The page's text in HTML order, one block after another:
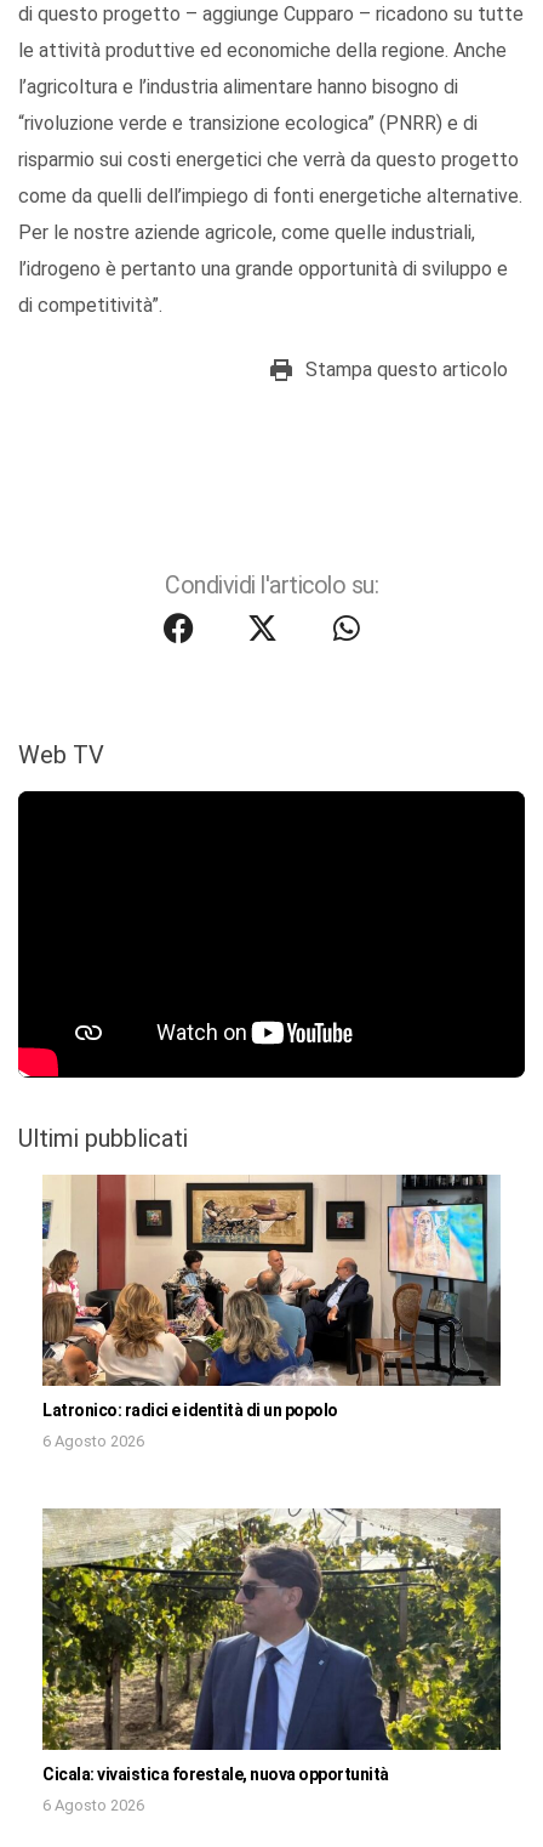
di questo progetto – aggiunge Cupparo – ricadono su tutte
le attività produttive ed economiche della regione. Anche
l’agricoltura e l’industria alimentare hanno bisogno di
“rivoluzione verde e transizione ecologica” (PNRR) e di
risparmio sui costi energetici che verrà da questo progetto
come da quelli dell’impiego di fonti energetiche alternative.
Per le nostre aziende agricole, come quelle industriali,
l’idrogeno è pertanto una grande opportunità di sviluppo e
di competitività”.
Stampa questo articolo
Condividi l'articolo su:
Web TV
Ultimi pubblicati
Latronico: radici e identità di un popolo
6 Agosto 2026
Cicala: vivaistica forestale, nuova opportunità
6 Agosto 2026